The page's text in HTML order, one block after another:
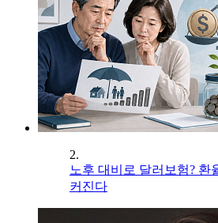
2.
노후 대비로 달러보험? 환
커진다